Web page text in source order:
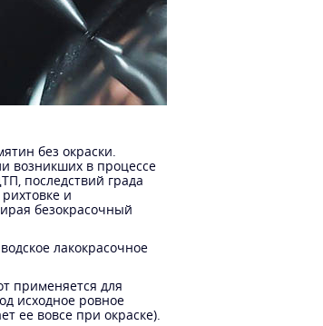
без окраски.
возникших в процессе
последствий града
и
безокрасочный
лакокрасочное
применяется для
исходное ровное
ее вовсе при окраске).